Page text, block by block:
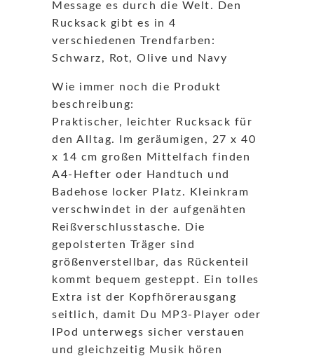
Message es durch die Welt. Den
Rucksack gibt es in 4
verschiedenen Trendfarben:
Schwarz, Rot, Olive und Navy
Wie immer noch die Produkt
beschreibung:
Praktischer, leichter Rucksack für
den Alltag. Im geräumigen, 27 x 40
x 14 cm großen Mittelfach finden
A4-Hefter oder Handtuch und
Badehose locker Platz. Kleinkram
verschwindet in der aufgenähten
Reißverschlusstasche. Die
gepolsterten Träger sind
größenverstellbar, das Rückenteil
kommt bequem gesteppt. Ein tolles
Extra ist der Kopfhörerausgang
seitlich, damit Du MP3-Player oder
IPod unterwegs sicher verstauen
und gleichzeitig Musik hören